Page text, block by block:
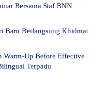
Bersama Staf BNN
Baru Berlangsung Khidmat
Warm-Up Before Effective
Terpadu